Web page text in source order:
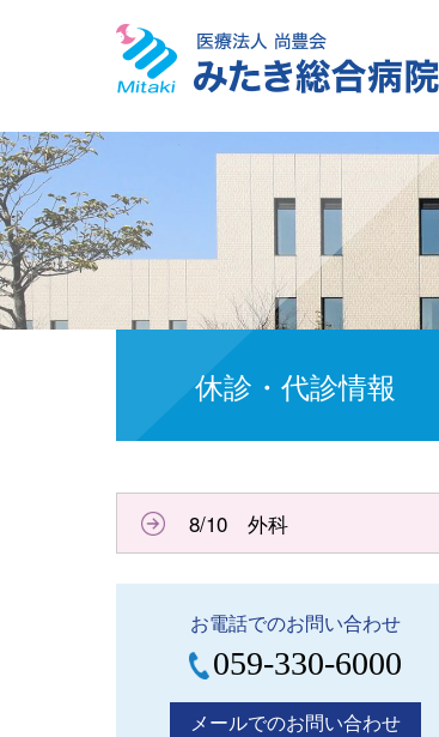
休診・代診情報
8/10 外科
お電話でのお問い合わせ
059-330-6000
メールでのお問い合わせ